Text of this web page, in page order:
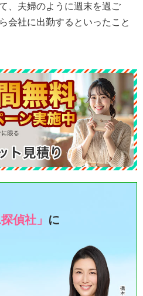
、夫婦のように週末を過ご
会社に出勤するといったこと
偵社」 に